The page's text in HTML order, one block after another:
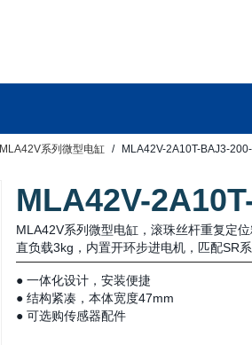
MLA42V系列微型电缸 MLA42V-2A10T-BAJ3-
MLA42V-
MLA42V系列微型电缸，滚珠丝杆重复定
直负载3kg，内置开环步进电机，匹配SR
● 一体化设计，安装便捷
● 结构紧凑，本体宽度47mm
● 可选购传感器配件